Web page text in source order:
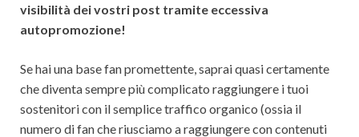
visibilità dei vostri post tramite eccessiva
autopromozione!
Se hai una base fan promettente, saprai quasi certamente
che diventa sempre più complicato raggiungere i tuoi
sostenitori con il semplice traffico organico (ossia il
numero di fan che riusciamo a raggiungere con contenuti